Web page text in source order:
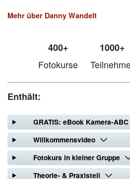
Mehr über Danny Wandelt
400+
Fotokurse
1000+
Enthält:
GRATIS: eBook Kamera-ABC
Willkommensvideo
Fotokurs in kleiner Gruppe
Theorie- & Praxisteil